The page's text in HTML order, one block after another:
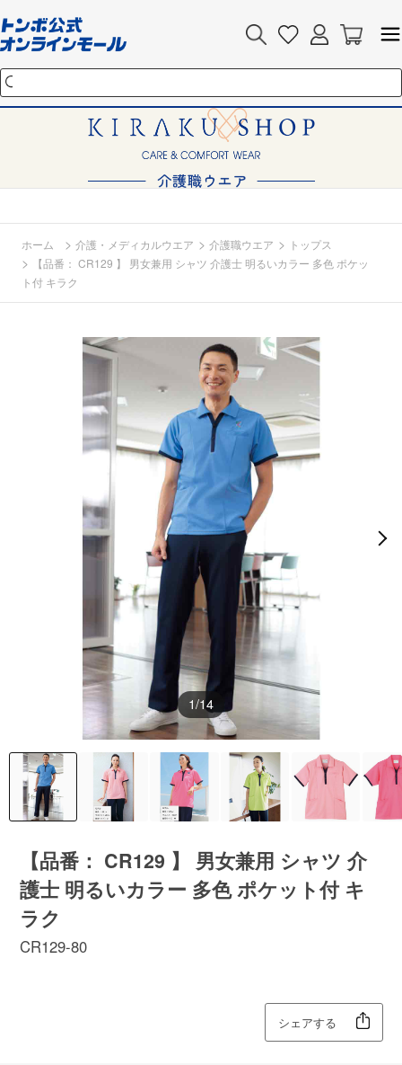
ホーム > 介護・メディカルウエア > 介護職ウエア > トップス
>
【品番： CR129 】 男女兼用 シャツ 介護士 明るいカラー 多色 ポケッ
ト付 キラク
1/14
【品番： CR129 】 男女兼用 シャツ 介
護士 明るいカラー 多色 ポケット付 キ
ラク
CR129-80
シェアする